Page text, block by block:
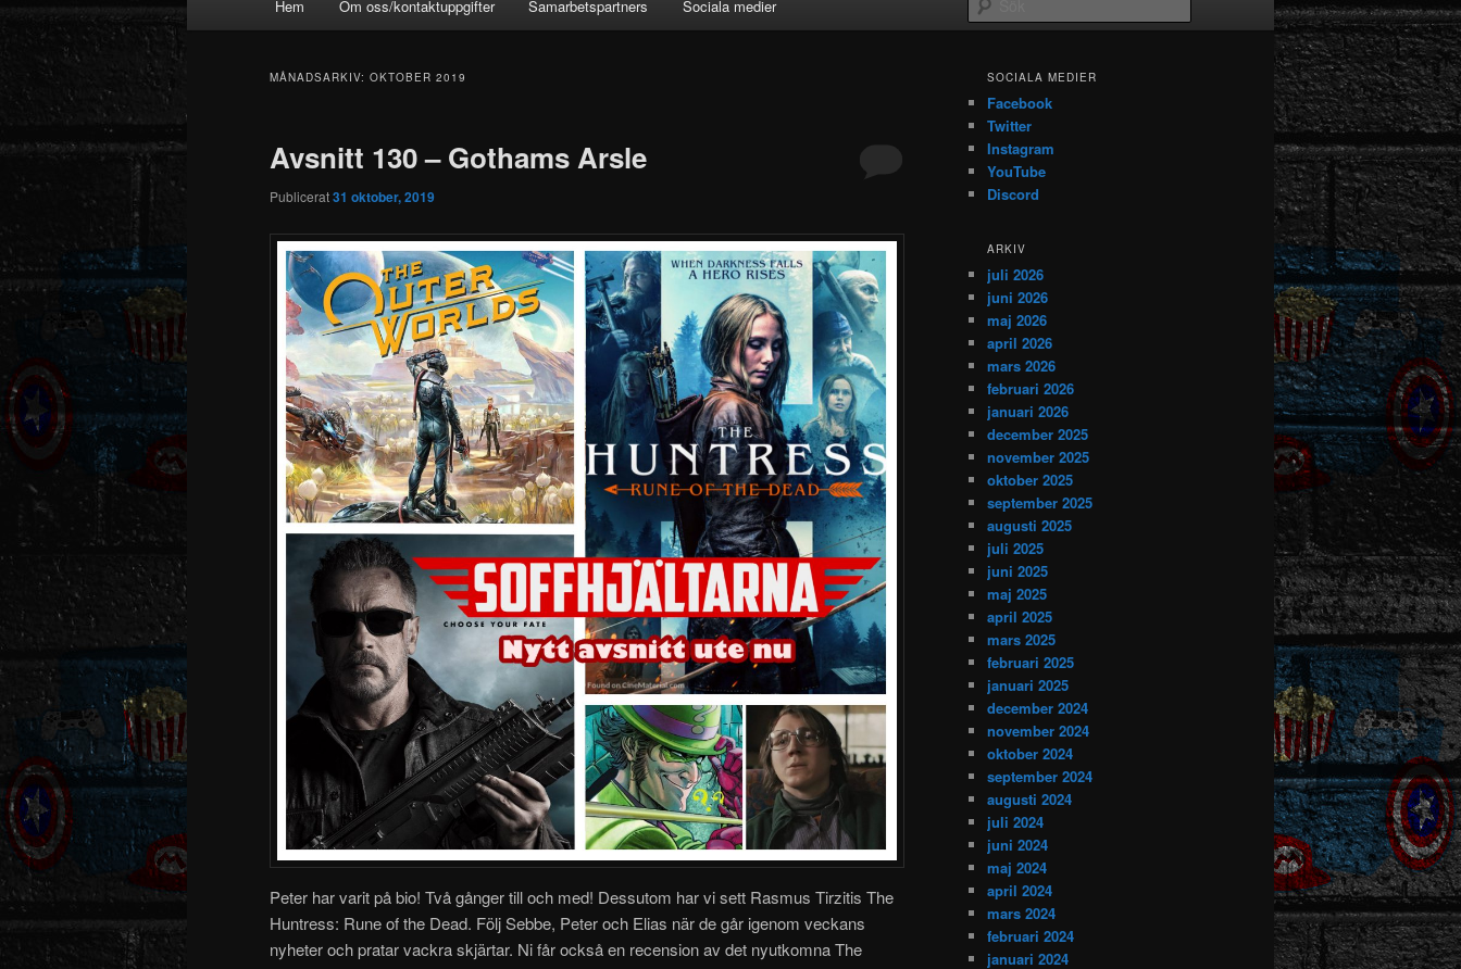
Hem Om oss/kontaktuppgifter Samarbetspartners Sociala medier
MÅNADSARKIV: OKTOBER 2019
Avsnitt 130 – Gothams Arsle
Publicerat31 oktober, 2019
Peter har varit på bio! Två gånger till och med! Dessutom har vi sett Rasmus Tirzitis The
Huntress: Rune of the Dead. Följ Sebbe, Peter och Elias när de går igenom veckans
nyheter och pratar vackra skjärtar. Ni får också en recension av det nyutkomna The
SOCIALA MEDIER
Facebook
Twitter
Instagram
YouTube
Discord
ARKIV
juli 2026
juni 2026
maj 2026
april 2026
mars 2026
februari 2026
januari 2026
december 2025
november 2025
oktober 2025
september 2025
augusti 2025
juli 2025
juni 2025
maj 2025
april 2025
mars 2025
februari 2025
januari 2025
december 2024
november 2024
oktober 2024
september 2024
augusti 2024
juli 2024
juni 2024
maj 2024
april 2024
mars 2024
februari 2024
januari 2024